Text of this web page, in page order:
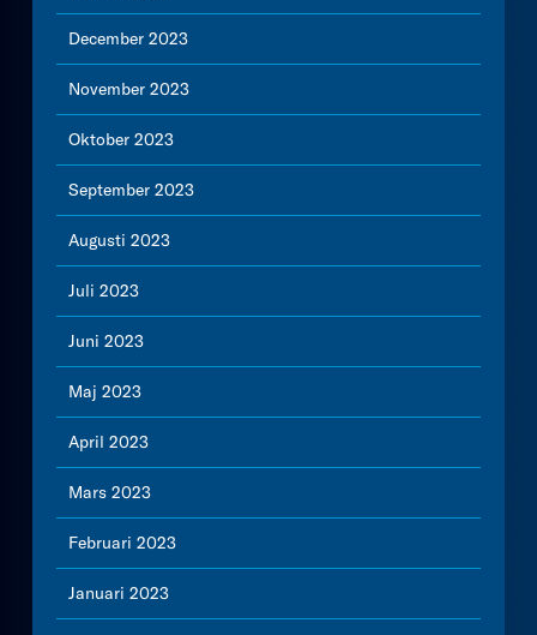
December 2023
November 2023
Oktober 2023
September 2023
Augusti 2023
Juli 2023
Juni 2023
Maj 2023
April 2023
Mars 2023
Februari 2023
Januari 2023